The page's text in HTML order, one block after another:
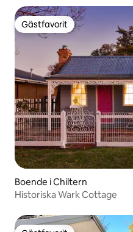
Gästfavorit
Gästfavorit
Boende i Chiltern
Historiska Wark Cottage